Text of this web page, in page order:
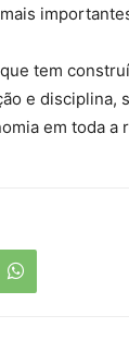
tem
e disciplina,
em toda a